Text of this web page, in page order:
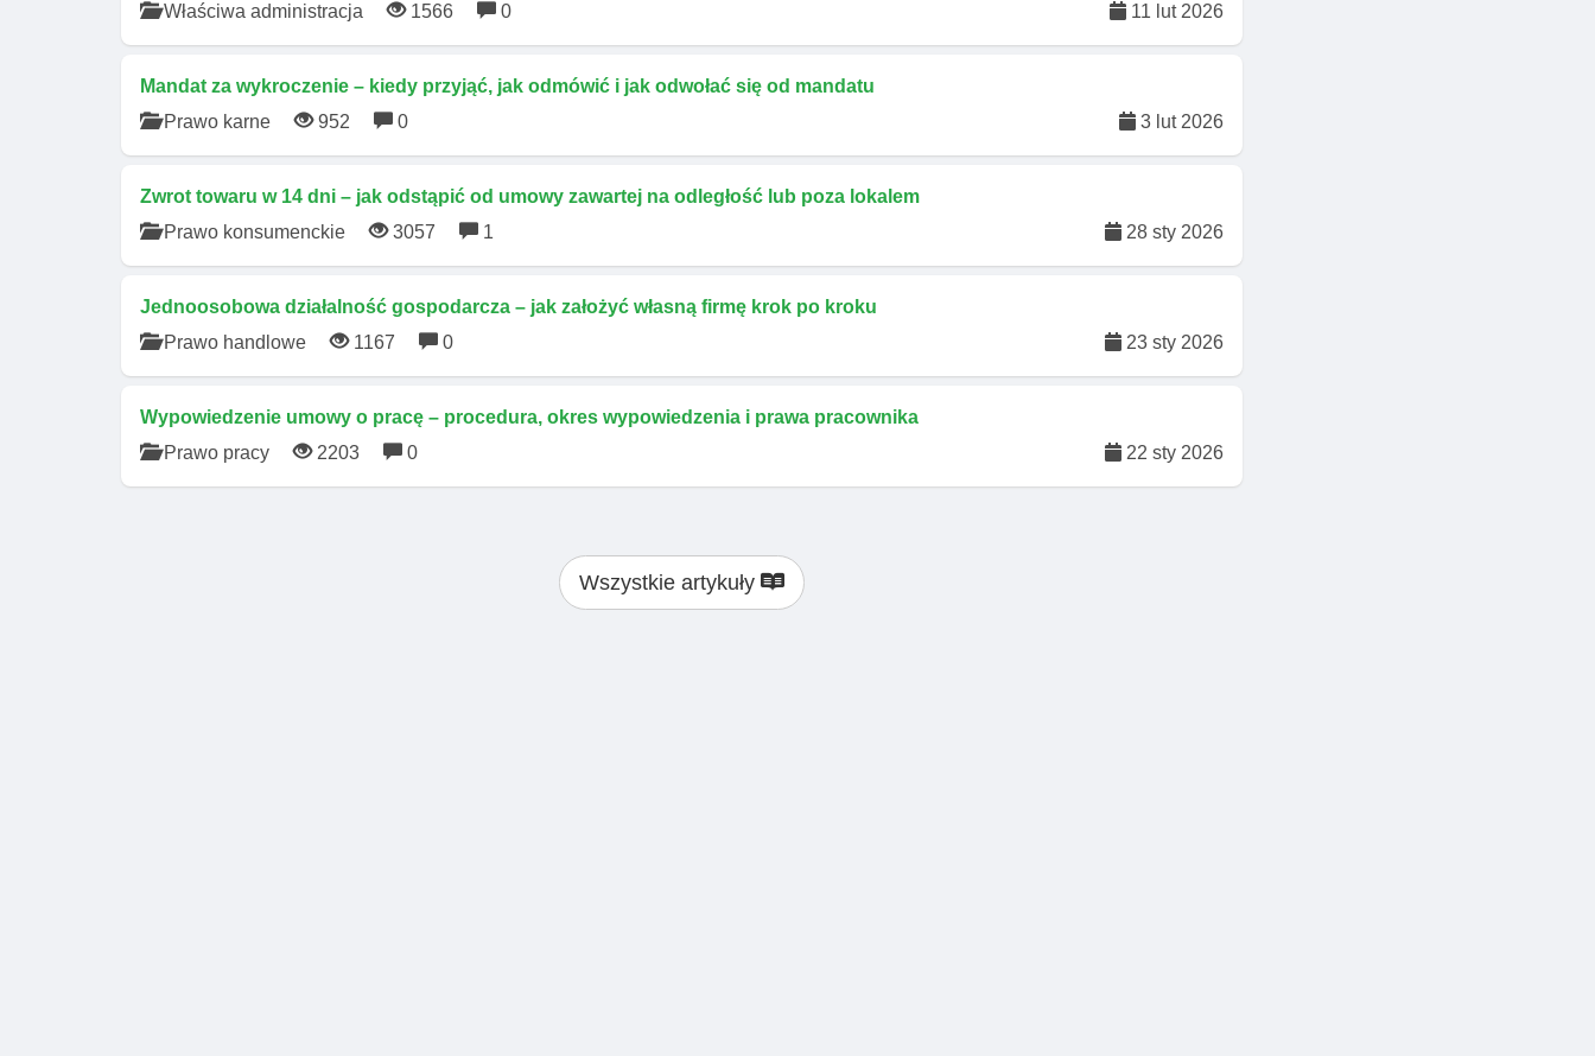
Właściwa administracja
1566 0 11 lut 2026
Mandat za wykroczenie – kiedy przyjąć, jak odmówić i jak odwołać się od mandatu
Prawo karne
952 0 3 lut 2026
Zwrot towaru w 14 dni – jak odstąpić od umowy zawartej na odległość lub poza lokalem
Prawo konsumenckie
3057 1 28 sty 2026
Jednoosobowa działalność gospodarcza – jak założyć własną firmę krok po kroku
Prawo handlowe
1167 0 23 sty 2026
Wypowiedzenie umowy o pracę – procedura, okres wypowiedzenia i prawa pracownika
Prawo pracy
2203 0 22 sty 2026
Wszystkie artykuły